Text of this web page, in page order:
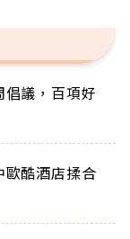
議，百項好
酷酒店揉合